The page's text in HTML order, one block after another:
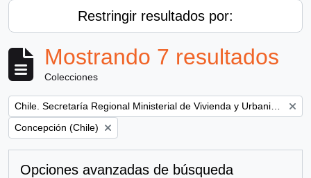
Restringir resultados por:
Mostrando 7 resultados
Colecciones
Remove filter:
Remove filter:
Concepción (Chile)
Opciones avanzadas de búsqueda